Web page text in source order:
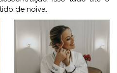
de noiva.